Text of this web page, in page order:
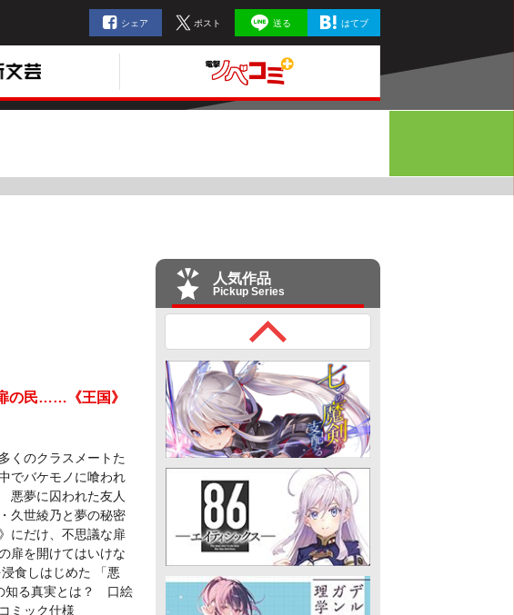
シェア ポスト 送る はてブ
の民……《王国》
くのクラスメートた
でバケモノに喰われ
夢に囚われた友人
久世綾乃と夢の秘密
にだけ、不思議な扉
扉を開けてはいけな
食しはじめた 「悪
知る真実とは？ 口絵
ミック仕様
人気作品
Pickup Series